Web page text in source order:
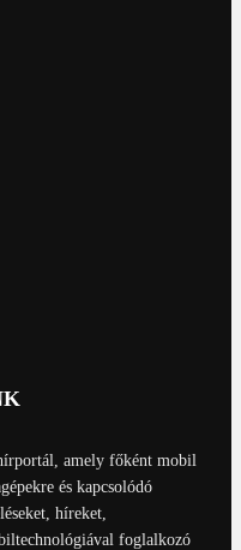
amely főként mobil
és kapcsolódó
híreket,
foglalkozó